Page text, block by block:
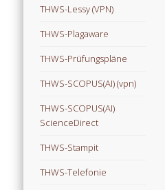
THWS-Lessy (VPN)
THWS-Plagaware
THWS-Prüfungspläne
THWS-SCOPUS(AI) (vpn)
THWS-SCOPUS(AI)
ScienceDirect
THWS-Stampit
THWS-Telefonie